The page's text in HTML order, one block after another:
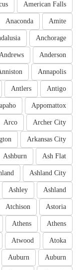
American Falls
Amite
Anaconda
Anchorage
Anderson
Annapolis
Antigo
Antlers
Appomattox
Archer City
Arco
Arkansas City
Ash Flat
Ashburn
Ashland City
Ashland
Ashley
Astoria
Atchison
Athens
Athens
Atoka
Atwood
Auburn
Auburn